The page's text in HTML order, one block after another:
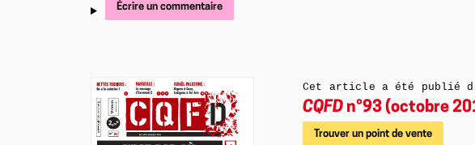
Écrire un commentaire
Cet article a été publié
CQFD n°93 (octobre
Trouver un point de vente